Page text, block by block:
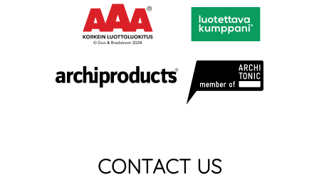
CONTACT US